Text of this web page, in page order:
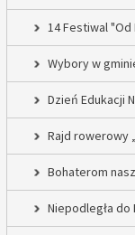
14 Festiwal
Wybory w
Dzień Edukacji
Rajd rowerowy
Bohaterom
Niepodległa do